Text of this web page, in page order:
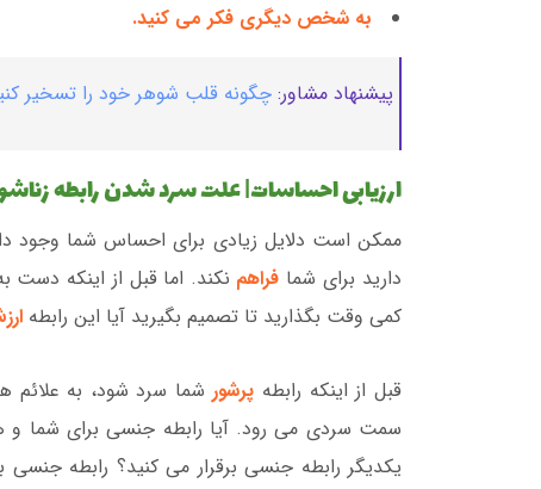
به شخص دیگری فکر می کنید.
پیشنهاد مشاور: چگونه قلب شوهر خود را تسخیر کنید| 22 راه
ارزیابی احساسات| علت سرد شدن رابطه
ممکن است دلایل زیادی برای احساس شما وجود
دارید برای شما فراهم نکند. اما قبل از اینکه دست
کمی وقت بگذارید تا تصمیم بگیرید آیا این رابطه
قبل از اینکه رابطه پرشور شما سرد شود، به علائم
سمت سردی می رود. آیا رابطه جنسی برای شما و
یکدیگر رابطه جنسی برقرار می کنید؟ رابطه